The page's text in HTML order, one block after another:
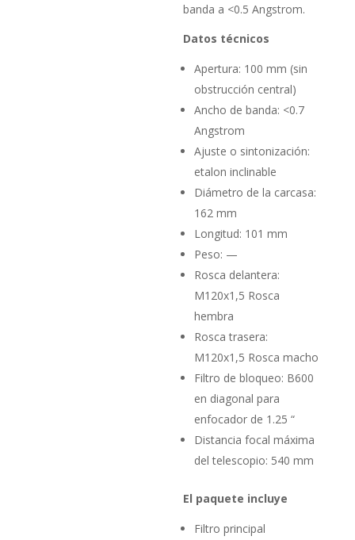
banda a <0.5 Angstrom.
Datos técnicos
Apertura: 100 mm (sin
obstrucción central)
Ancho de banda: <0.7
Angstrom
Ajuste o sintonización:
etalon inclinable
Diámetro de la carcasa:
162 mm
Longitud: 101 mm
Peso: —
Rosca delantera:
M120x1,5 Rosca
hembra
Rosca trasera:
M120x1,5 Rosca macho
Filtro de bloqueo: B600
en diagonal para
enfocador de 1.25 “
Distancia focal máxima
del telescopio: 540 mm
El paquete incluye
Filtro principal